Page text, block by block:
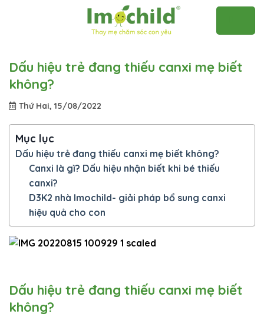
Dấu hiệu trẻ đang thiếu canxi mẹ biết
không?
Thứ Hai, 15/08/2022
Mục lục
Dấu hiệu trẻ đang thiếu canxi mẹ biết không?
Canxi là gì? Dấu hiệu nhận biết khi bé thiếu
canxi?
D3K2 nhà Imochild- giải pháp bổ sung canxi
hiệu quả cho con
Dấu hiệu trẻ đang thiếu canxi mẹ biết
không?